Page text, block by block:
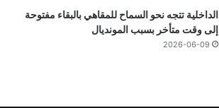
الداخلية تتجه نحو السماح للمقاهي بالبقاء مفتوحة
إلى وقت متأخر بسبب المونديال
2026-06-09